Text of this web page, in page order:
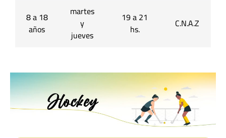
8 a 18
años
martes
y
jueves
19 a 21
hs.
C.N.A.Z